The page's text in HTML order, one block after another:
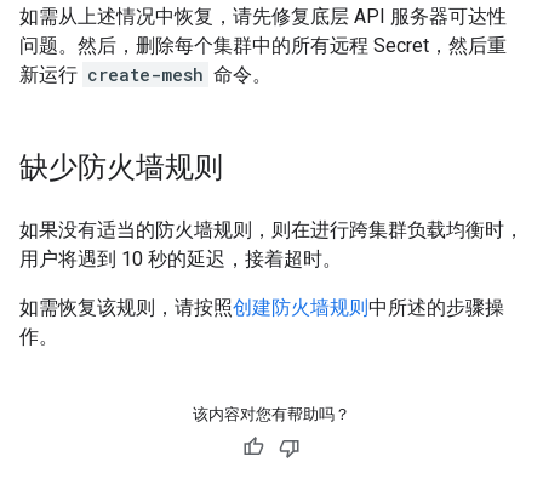
如需从上述情况中恢复，请先修复底层 API 服务器可达性
问题。然后，删除每个集群中的所有远程 Secret，然后重
新运行 create-mesh 命令。
缺少防火墙规则
如果没有适当的防火墙规则，则在进行跨集群负载均衡时，
用户将遇到 10 秒的延迟，接着超时。
如需恢复该规则，请按照创建防火墙规则中所述的步骤操
作。
该内容对您有帮助吗？